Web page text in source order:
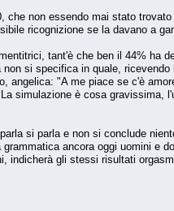
non essendo mai stato
ricognizione se la davano a
tant'è che ben il 44% ha
si specifica in quale,
angelica: "A me piace se c'è
simulazione è cosa gravissima,
si parla e non si conclude
ancora oggi uomini e
indicherà gli stessi risultati